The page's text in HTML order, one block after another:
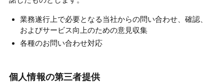
業務遂行上で必要となる当社からの問い合わせ、確認、
およびサービス向上のための意見収集
各種のお問い合わせ対応
個人情報の第三者提供